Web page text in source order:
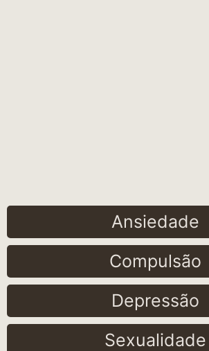
Ansiedade
Compulsão
Depressão
Sexualidade